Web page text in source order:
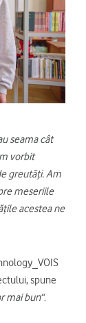
seama cât
vorbit
greutăți. Am
meseriile
acestea ne
spune
mai bun“.